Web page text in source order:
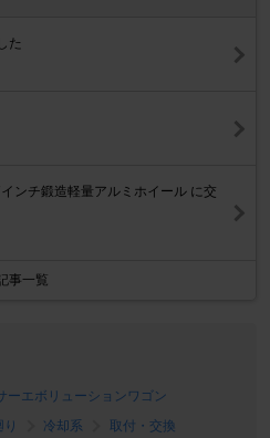
た
ンチ鍛造軽量アルミホイール に交
事一覧
ーエボリューションワゴン
冷却系
取付・交換